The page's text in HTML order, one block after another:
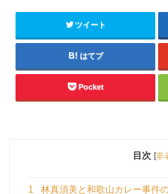
ツイート
はてブ
Pocket
目次 [非
1 林真須美と和歌山カレー事件